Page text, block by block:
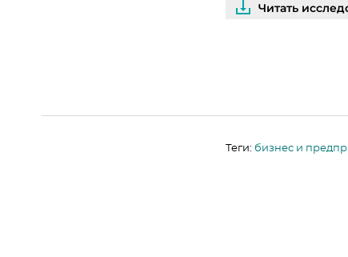
Читать
Теги: бизнес и